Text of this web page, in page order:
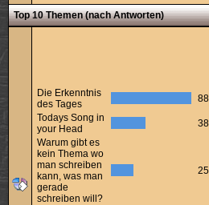
Top 10 Themen (nach Antworten)
Die Erkenntnis
des Tages
Todays Song in
your Head
Warum gibt es
kein Thema wo
man schreiben
kann, was man
gerade
schreiben will?